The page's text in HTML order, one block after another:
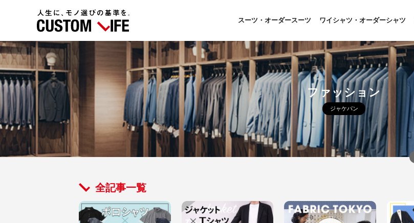
スーツ・オーダースーツ ワイシャツ・オーダーシャツ
ファッション
ジャケパン
全記事一覧